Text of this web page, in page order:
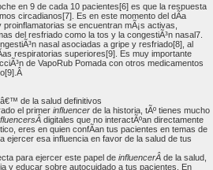
en 9 de cada 10 pacientes[6] es que la respuesta
circadianos[7]. Es en este momento del dÃ­a
se encuentran mÃ¡s activas,
del resfriado como la tos y la congestiÃ³n nasal7.
nasal asociadas a gripe y resfriado[8], al
respiratorias superiores[9]. Es muy importante
de VapoRub Pomada con otros medicamentos
de la salud definitivos
el primer influencer de la historia, tÃº tienes mucho
digitales que no interactÃºan directamente
eres en quien confÃ­an tus pacientes en temas de
ejercer esa influencia en favor de la salud de tus
para ejercer este papel de influencerÂ de la salud,
y educar sobre autocuidado a tus pacientes. En